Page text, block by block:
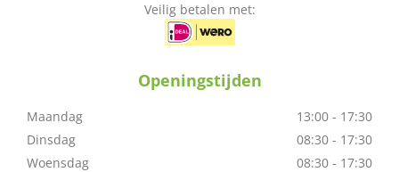
Veilig betalen met:
Openingstijden
Maandag
13:00 - 17:30
Dinsdag
08:30 - 17:30
Woensdag
08:30 - 17:30